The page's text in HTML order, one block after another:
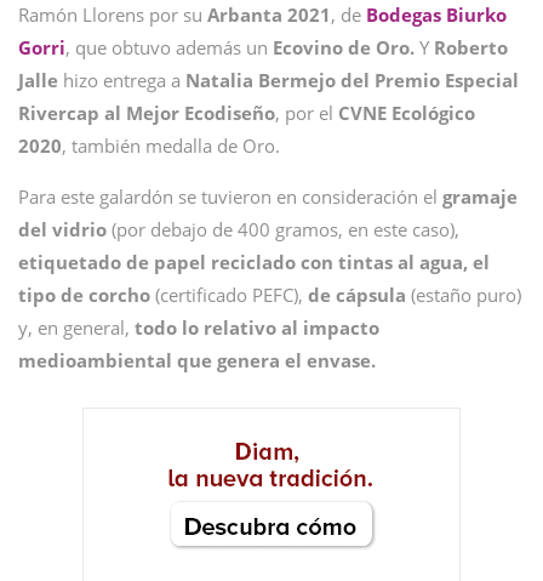
Ramón Llorens por su Arbanta 2021 , de Bodegas Biurko
Gorri, que obtuvo además un Ecovino de Oro. Y Roberto
Jalle hizo entrega a Natalia Bermejo del Premio Especial
Rivercap al Mejor Ecodiseño, por el CVNE Ecológico
2020, también medalla de Oro.
Para este galardón se tuvieron en consideración el gramaje
del vidrio (por debajo de 400 gramos, en este caso),
etiquetado de papel reciclado con tintas al agua, el
tipo de corcho (certificado PEFC), de cápsula (estaño puro)
y, en general, todo lo relativo al impacto
medioambiental que genera el envase.